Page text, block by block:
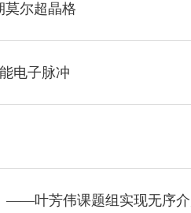
莫尔超晶格
电子脉冲
——叶芳伟课题组实现无序